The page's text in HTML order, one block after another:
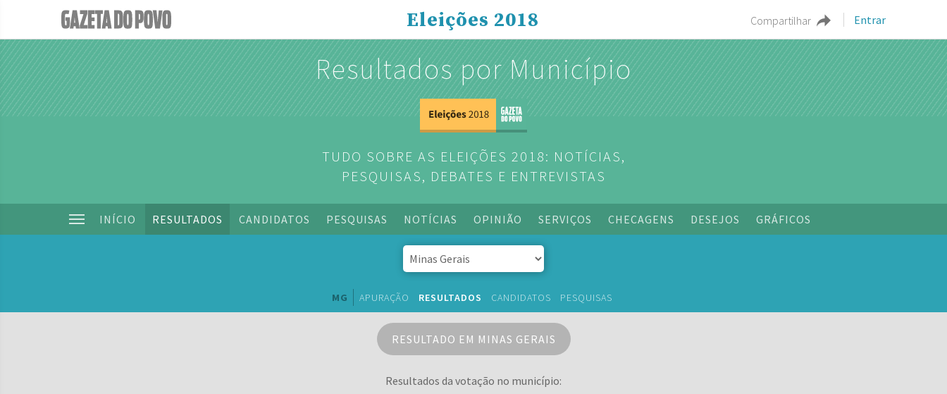
Compartilhar Entrar
Eleições 2018
Resultados por Município
TUDO SOBRE AS ELEIÇÕES 2018: NOTÍCIAS,
PESQUISAS, DEBATES E ENTREVISTAS
INÍCIO RESULTADOS CANDIDATOS PESQUISAS NOTÍCIAS OPINIÃO SERVIÇOS CHECAGENS DESEJOS GRÁFICOS
MG APURAÇÃO RESULTADOS CANDIDATOS PESQUISAS
RESULTADO EM MINAS GERAIS
Resultados da votação no município: